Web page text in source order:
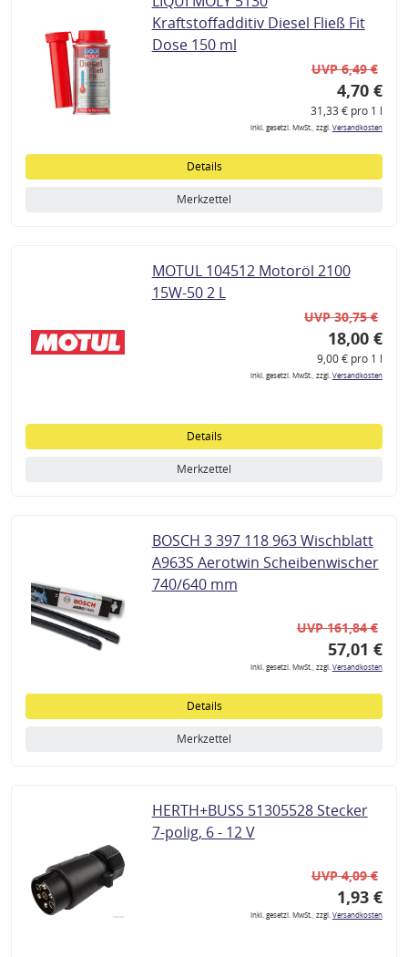
Kraftstoffadditiv Diesel Fließ Fit
Dose 150 ml
UVP 6,49 €
4,70 €
31,33 € pro 1 l
inkl. gesetzl. MwSt., zzgl.Versandkosten
Details
Merkzettel
MOTUL 104512 Motoröl 2100
15W-50 2 L
UVP 30,75 €
18,00 €
9,00 € pro 1 l
inkl. gesetzl. MwSt., zzgl.Versandkosten
Details
Merkzettel
BOSCH 3 397 118 963 Wischblatt
A963S Aerotwin Scheibenwischer
740/640 mm
UVP 161,84 €
57,01 €
inkl. gesetzl. MwSt., zzgl.Versandkosten
Details
Merkzettel
HERTH+BUSS 51305528 Stecker
7-polig, 6 - 12 V
UVP 4,09 €
1,93 €
inkl. gesetzl. MwSt., zzgl.Versandkosten